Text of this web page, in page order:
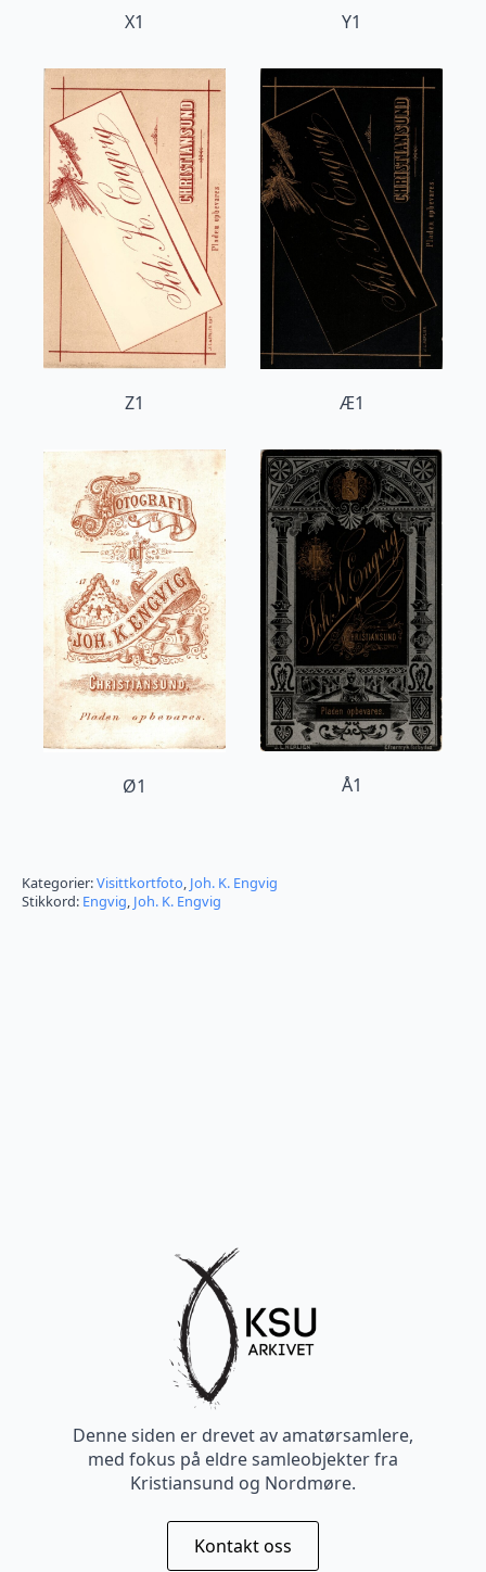
X1 Y1
Z1 Æ1
Ø1 Å1
Kategorier:Visittkortfoto, Joh. K. Engvig
Stikkord: Engvig, Joh. K. Engvig
Denne siden er drevet av amatørsamlere,
med fokus på eldre samleobjekter fra
Kristiansund og Nordmøre.
Kontakt oss